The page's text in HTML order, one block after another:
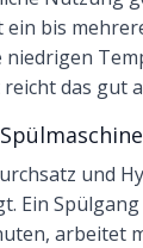
bis
niedrigen
das gut
und
Ein
arbeitet